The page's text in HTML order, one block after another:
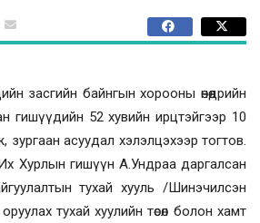
засгийн байнгын хорооны өнөөдрийн
гишүүдийн 52 хувийн ирцтэйгээр 10
зургаан асуудал хэлэлцэхээр тогтов.
Хурлын гишүүн А.Ундраа даргалсан
тухай хууль /Шинэчилсэн
тухай хуулийн төсөл болон хамт